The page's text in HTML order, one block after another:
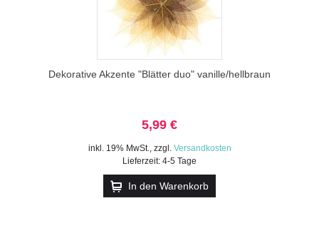
Dekorative Akzente "Blätter duo" vanille/hellbraun
5,99 €
inkl. 19% MwSt., zzgl. Versandkosten
Lieferzeit: 4-5 Tage
In den Warenkorb